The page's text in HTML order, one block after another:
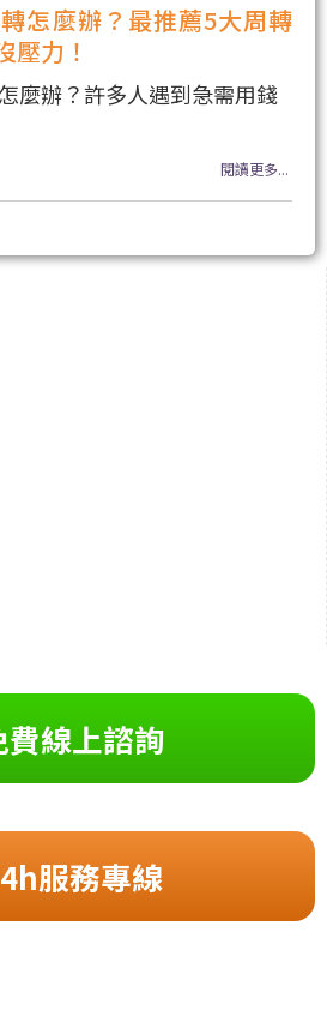
怎麼辦？最推薦5大周轉
壓力！
麼辦？許多人遇到急需用錢
閱讀更多...
費線上諮詢
服務專線